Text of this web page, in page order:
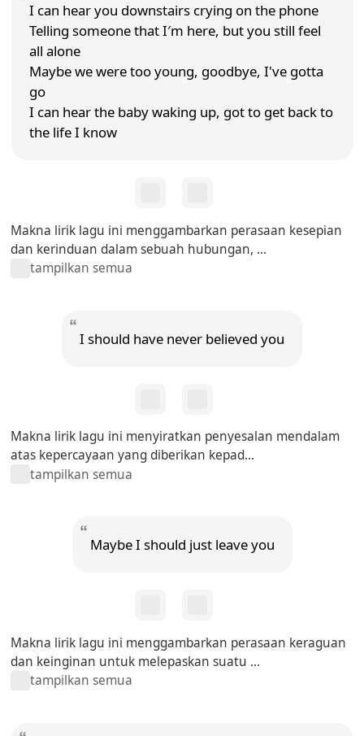
I can hear you downstairs crying on the phone
Telling someone that I′m here, but you still feel
all alone
Maybe we were too young, goodbye, I've gotta
go
I can hear the baby waking up, got to get back to
the life I know
Makna lirik lagu ini menggambarkan perasaan kesepian
dan kerinduan dalam sebuah hubungan, ...
tampilkan semua
I should have never believed you
Makna lirik lagu ini menyiratkan penyesalan mendalam
atas kepercayaan yang diberikan kepad...
tampilkan semua
Maybe I should just leave you
Makna lirik lagu ini menggambarkan perasaan keraguan
dan keinginan untuk melepaskan suatu ...
tampilkan semua